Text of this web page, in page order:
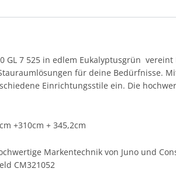
GL 7 525 in edlem Eukalyptusgrün
für deine Bedürfnisse.
Einrichtungsstile ein. Die
+310cm + 345,2cm
Markentechnik von Juno und
CM321052